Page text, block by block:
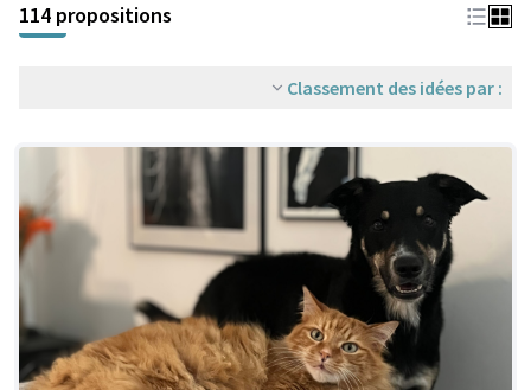
114 propositions
Classement des idées par :